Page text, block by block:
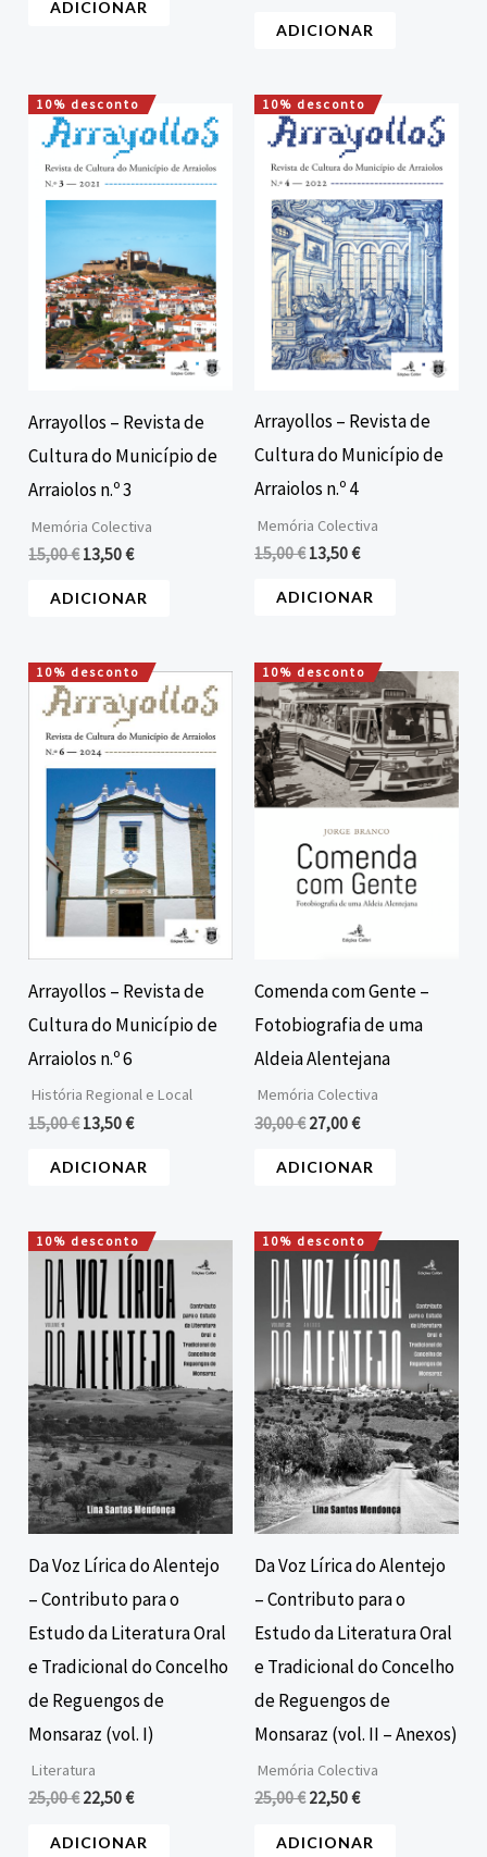
ADICIONAR
ADICIONAR
10% desconto
Arrayollos – Revista de
Cultura do Município de
Arraiolos n.º 3
Memória Colectiva
15,00€
O
preço
original
era:
13,50€
O
preço
atual
é:
ADICIONAR
10% desconto
Arrayollos – Revista de
Cultura do Município de
Arraiolos n.º 4
Memória Colectiva
15,00€
O
preço
original
era:
15,00 €.
13,50€
O
preço
atual
é:
13,50 €.
ADICIONAR
10% desconto
Arrayollos – Revista de
Cultura do Município de
Arraiolos n.º 6
História Regional e Local
15,00€
O
preço
original
era:
15,00 €.
13,50€
O
preço
atual
é:
13,50 €.
ADICIONAR
10% desconto
Comenda com Gente –
Fotobiografia de uma
Aldeia Alentejana
Memória Colectiva
30,00€
O
preço
original
era:
30,00 €.
27,00€
O
preço
atual
é:
27,00 €.
ADICIONAR
10% desconto
Da Voz Lírica do Alentejo
– Contributo para o
Estudo da Literatura Oral
e Tradicional do Concelho
de Reguengos de
Monsaraz (vol. I)
Literatura
25,00€
O
preço
original
era:
25,00 €.
22,50€
O
preço
atual
é:
22,50 €.
ADICIONAR
10% desconto
Da Voz Lírica do Alentejo
– Contributo para o
Estudo da Literatura Oral
e Tradicional do Concelho
de Reguengos de
Monsaraz (vol. II – Anexos)
Memória Colectiva
25,00€
O
preço
original
era:
25,00 €.
22,50€
O
preço
atual
é:
22,50 €.
ADICIONAR